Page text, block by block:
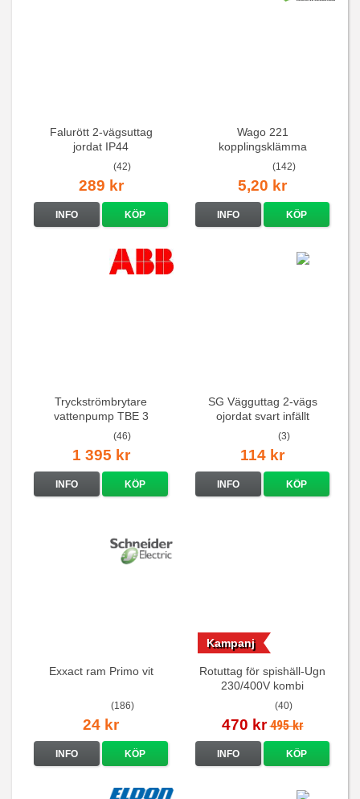
Falurött 2-vägsuttag
jordat IP44
(42)
289 kr
INFO KÖP
Wago 221
kopplingsklämma
(142)
5,20 kr
INFO KÖP
Tryckströmbrytare
vattenpump TBE 3
(46)
1 395 kr
INFO KÖP
SG Vägguttag 2-vägs
ojordat svart infällt
16A/250V
(3)
114 kr
INFO KÖP
Exxact ram Primo vit
(186)
24 kr
INFO KÖP
Rotuttag för spishäll-Ugn
230/400V kombi
(40)
Kampanj
470 kr 495 kr
INFO KÖP